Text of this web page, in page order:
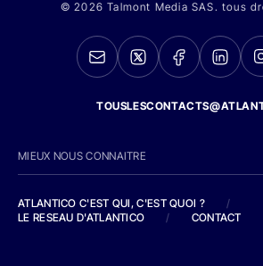
© 2026 Talmont Media SAS. tous
MIEUX NOUS CONNAITRE
ATLANTICO C'EST QUI, C'EST QUOI ?
/
LE RESEAU D'ATLANTICO
/ CONTACT